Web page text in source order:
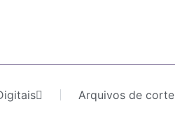
Arquivos de corte